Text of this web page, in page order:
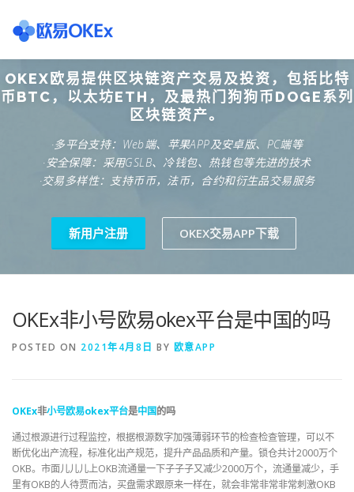
content
欧意交易所 关于欧意OKX 欧意APP下载 欧意注册网
欧意团队 欧意APP资讯 易欧APP下载
OKEX欧易提供区块链资产交易及投资，包括比特
币BTC，以太坊ETH，及最热门狗狗币DOGE系列
区块链资产。
·多平台支持：Web端、苹果APP及安卓版、PC端等
·安全保障：采用GSLB、冷钱包、热钱包等先进的技术
·交易多样性：支持币币，法币，合约和衍生品交易服务
新用户注册 OKEX交易APP下载
OKEx非小号欧易okex平台是中国的吗
POSTED ON 2021年4月8日 BY 欧意APP
OKEx非小号欧易okex平台是中国的吗
通过根源进行过程监控，根据根源数字加强薄弱环节的检查检查管理，可以不
断优化出产流程，标准化出产规范，提升产品品质和产量。锁仓共计2000万个
OKB。市面儿儿儿上OKB流通量一下子子子又减少2000万个，流通量减少，手
里有OKB的人待贾而沽，买盘需求跟原来一样在，就会非常非常非常刺激OKB